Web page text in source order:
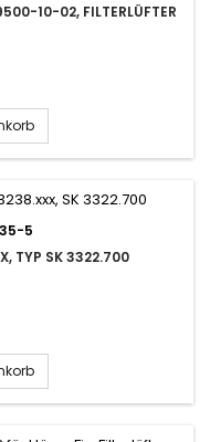
10-02, FILTERLÜFTER
5
TYP SK 3322.700